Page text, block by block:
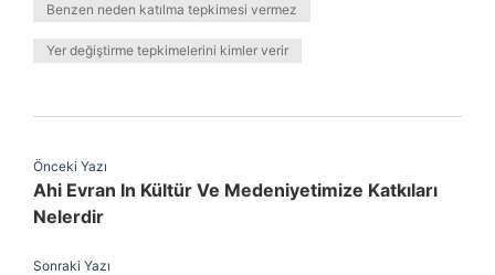
Benzen neden katılma tepkimesi vermez
Yer değiştirme tepkimelerini kimler verir
Önceki Yazı
Ahi Evran In Kültür Ve Medeniyetimize Katkıları
Nelerdir
Sonraki Yazı